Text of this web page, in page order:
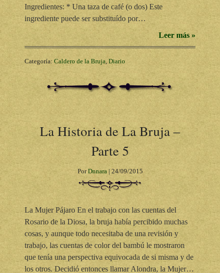
Ingredientes: * Una taza de café (o dos) Este
ingrediente puede ser substituído por…
Leer más »
Categoría: Caldero de la Bruja, Diario
La Historia de La Bruja –
Parte 5
PorDnnara| 24/09/2015
La Mujer Pájaro En el trabajo con las cuentas del
Rosario de la Diosa, la bruja había percibido muchas
cosas, y aunque todo necesitaba de una revisión y
trabajo, las cuentas de color del bambú le mostraron
que tenía una perspectiva equivocada de si misma y de
los otros. Decidió entonces llamar Alondra, la Mujer…